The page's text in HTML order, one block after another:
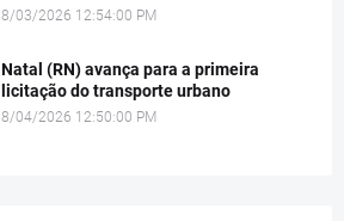
8/03/2026 12:54:00 PM
Natal (RN) avança para a primeira
licitação do transporte urbano
8/04/2026 12:50:00 PM